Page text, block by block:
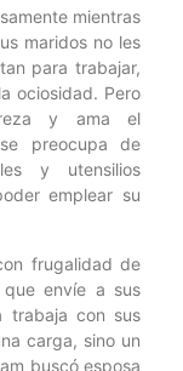
mientras
maridos no les
para trabajar,
ociosidad. Pero
y ama el
preocupa de
y utensilios
emplear su
frugalidad de
envíe a sus
trabaja con sus
carga, sino un
buscó esposa